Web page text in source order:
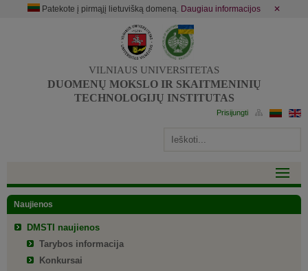
Patekote į pirmąjį lietuvišką domeną. Daugiau informacijos ✕
VILNIAUS UNIVERSITETAS
DUOMENŲ MOKSLO IR SKAITMENINIŲ
TECHNOLOGIJŲ INSTITUTAS
Naujienos
DMSTI naujienos
Tarybos informacija
Konkursai